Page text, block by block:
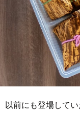
以前にも登場して